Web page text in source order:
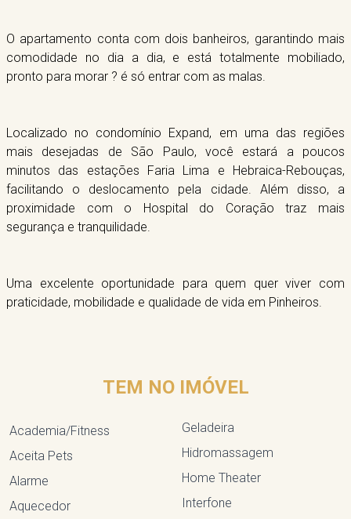
O apartamento conta com dois banheiros, garantindo mais
comodidade no dia a dia, e está totalmente mobiliado,
pronto para morar ? é só entrar com as malas.
Localizado no condomínio Expand, em uma das regiões
mais desejadas de São Paulo, você estará a poucos
minutos das estações Faria Lima e Hebraica-Rebouças,
facilitando o deslocamento pela cidade. Além disso, a
proximidade com o Hospital do Coração traz mais
segurança e tranquilidade.
Uma excelente oportunidade para quem quer viver com
praticidade, mobilidade e qualidade de vida em Pinheiros.
TEM NO IMÓVEL
Academia/Fitness
Aceita Pets
Alarme
Aquecedor
Geladeira
Hidromassagem
Home Theater
Interfone